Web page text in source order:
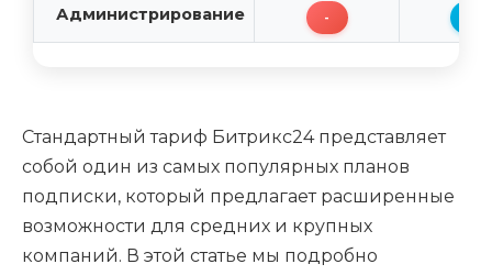
Администрирование -
Стандартный тариф Битрикс24 представляет
собой один из самых популярных планов
подписки, который предлагает расширенные
возможности для средних и крупных
компаний. В этой статье мы подробно